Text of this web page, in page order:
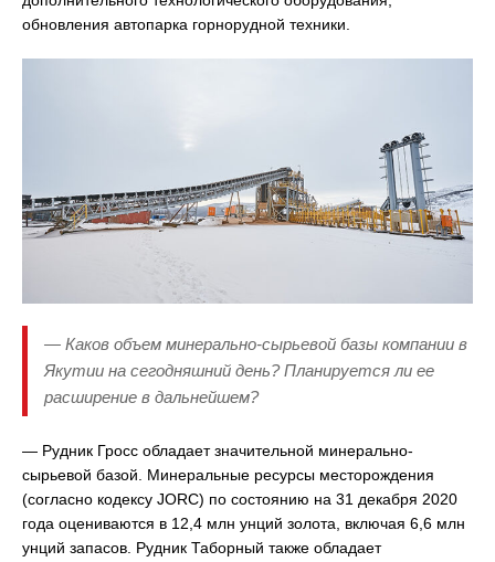
обновления автопарка горнорудной техники.
— Каков объем минерально-сырьевой базы компании в
Якутии на сегодняшний день? Планируется ли ее
расширение в дальнейшем?
— Рудник Гросс обладает значительной минерально-
сырьевой базой. Минеральные ресурсы месторождения
(согласно кодексу JORC) по состоянию на 31 декабря 2020
года оцениваются в 12,4 млн унций золота, включая 6,6 млн
унций запасов. Рудник Таборный также обладает